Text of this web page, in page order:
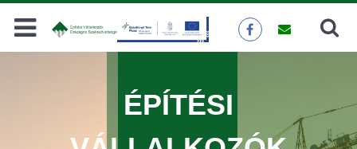
Keresés
ÉPÍTÉSI